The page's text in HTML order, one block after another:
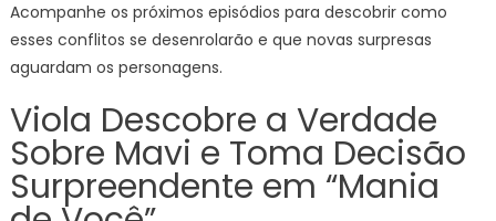
Acompanhe os próximos episódios para descobrir como
esses conflitos se desenrolarão e que novas surpresas
aguardam os personagens.
Viola Descobre a Verdade
Sobre Mavi e Toma Decisão
Surpreendente em “Mania